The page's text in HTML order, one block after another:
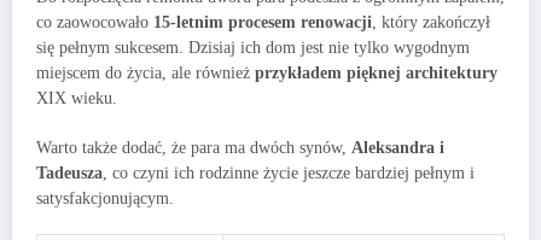
co zaowocowało 15-letnim procesem renowacji, który zakończył
się pełnym sukcesem. Dzisiaj ich dom jest nie tylko wygodnym
miejscem do życia, ale również przykładem pięknej architektury
XIX wieku.
Warto także dodać, że para ma dwóch synów, Aleksandra i
Tadeusza , co czyni ich rodzinne życie jeszcze bardziej pełnym i
satysfakcjonującym.